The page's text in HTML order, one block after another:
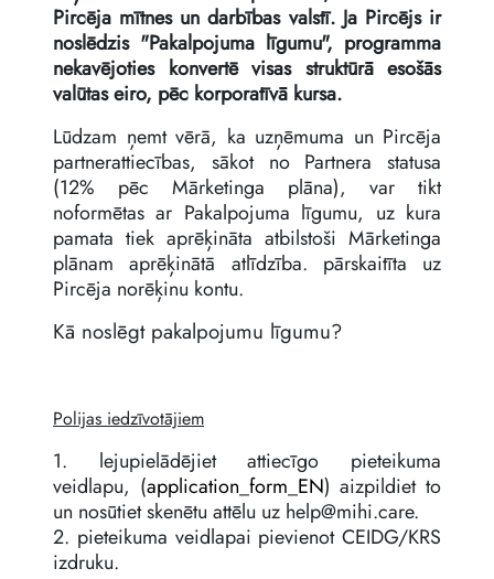
Pircēja mītnes un darbības valstī. Ja Pircējs ir
noslēdzis "Pakalpojuma līgumu", programma
nekavējoties konvertē visas struktūrā esošās
valūtas eiro, pēc korporatīvā kursa.
Lūdzam ņemt vērā, ka uzņēmuma un Pircēja
partnerattiecības, sākot no Partnera statusa
(12% pēc Mārketinga plāna), var tikt
noformētas ar Pakalpojuma līgumu, uz kura
pamata tiek aprēķināta atbilstoši Mārketinga
plānam aprēķinātā atlīdzība. pārskaitīta uz
Pircēja norēķinu kontu.
Kā noslēgt pakalpojumu līgumu?
Polijas iedzīvotājiem
1. lejupielādējiet attiecīgo pieteikuma
veidlapu, (application_form_EN) aizpildiet to
un nosūtiet skenētu attēlu uz help@mihi.care.
2. pieteikuma veidlapai pievienot CEIDG/KRS
izdruku.